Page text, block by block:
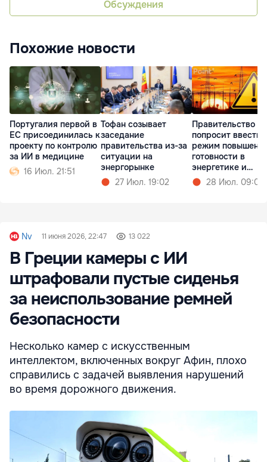
Обсуждения
Похожие новости
Португалия первой в
ЕС присоединилась к
проекту по контролю
за ИИ в медицине
16 Июл. 21:51
Тофан созывает
заседание
правительства из-за
ситуации на
энергорынке
27 Июл. 19:02
Правительство
попросит ввести
режим
готовности в
энергетике и
гидрологии
28 Июл. 09:06
Nv 11 июня 2026, 22:47 13 022
В Греции камеры с ИИ
штрафовали пустые сиденья
за неиспользование ремней
безопасности
Несколько камер с искусственным
интеллектом, включенных вокруг Афин, плохо
справились с задачей выявления нарушений
во время дорожного движения.